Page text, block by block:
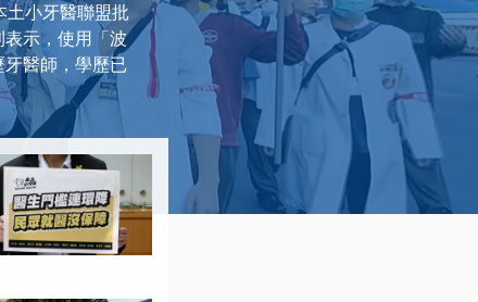
土小牙醫聯盟批
示，使用「波
醫師，學歷已